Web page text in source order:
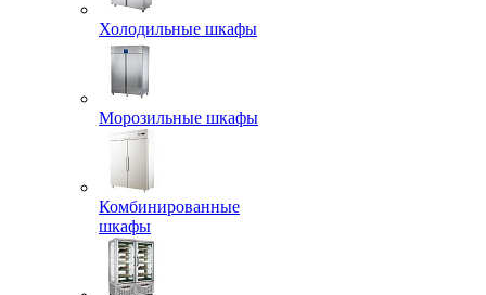
Холодильные шкафы
Морозильные шкафы
Комбинированные
шкафы